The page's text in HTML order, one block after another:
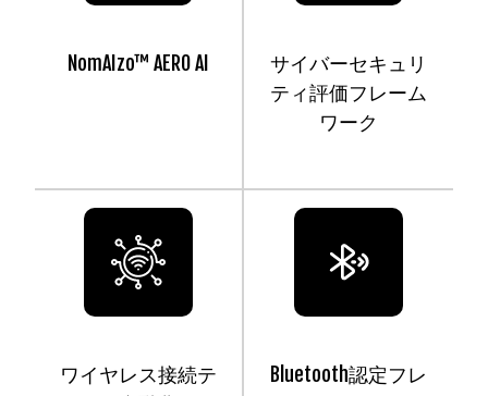
NomAIzo™ AERO AI
サイバーセキュリ
ティ評価フレーム
ワーク
ワイヤレス接続テ
Bluetooth認定フレ